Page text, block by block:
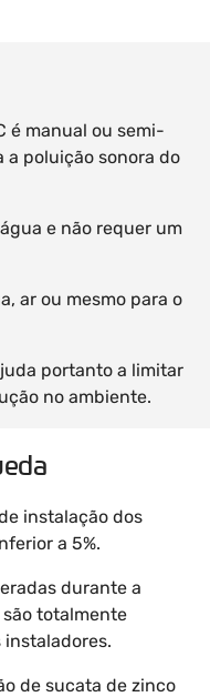
é manual ou semi-
poluição sonora do
e não requer um
ar ou mesmo para o
portanto a limitar
no ambiente.
instalação dos
a 5%.
durante a
são totalmente
de sucata de zinco